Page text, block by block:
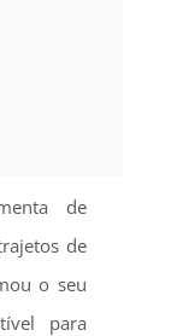
de
de
o seu
para